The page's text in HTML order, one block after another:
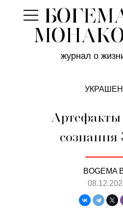
журнал о
сознания
BOGEMA